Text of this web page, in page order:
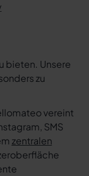
bieten. Unsere
zu
vereint
SMS
zentralen